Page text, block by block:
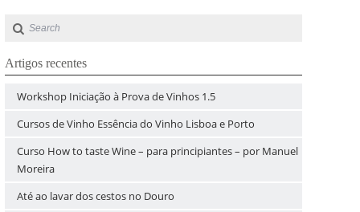
Artigos recentes
Workshop Iniciação à Prova de Vinhos 1.5
Cursos de Vinho Essência do Vinho Lisboa e Porto
Curso How to taste Wine – para principiantes – por Manuel
Moreira
Até ao lavar dos cestos no Douro